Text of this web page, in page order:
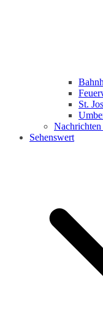
St.
Nachrichten
Sehenswert